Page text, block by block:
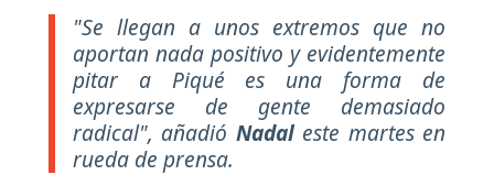
"Se llegan a unos extremos que no
aportan nada positivo y evidentemente
pitar a Piqué es una forma de
expresarse de gente demasiado
radical", añadió Nadal este martes en
rueda de prensa.